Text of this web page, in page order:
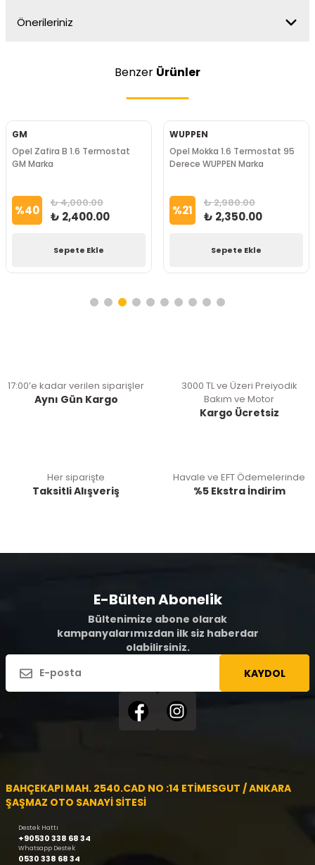
Önerileriniz
Benzer Ürünler
GM
Opel Zafira B 1.6 Termostat
GM Marka
%40 ₺ 4,000.00
₺ 2,400.00
Sepete Ekle
WUPPEN
Opel Mokka 1.6 Termostat 95
Derece WUPPEN Marka
%21 ₺ 2,980.00
₺ 2,350.00
Sepete Ekle
17:00’e kadar verilen siparişler
Aynı Gün Kargo
3000 TL ve Üzeri Preiyodik
Bakım ve Motor
Kargo Ücretsiz
Her siparişte
Taksitli Alışveriş
Havale ve EFT Ödemelerinde
%5 Ekstra İndirim
E-Bülten Abonelik
Bültenimize abone olarak
kampanyalarımızdan ilk siz haberdar
olabilirsiniz.
KAYDOL
BAHÇEKAPI MAH. 2540.CAD NO :14 ETİMESGUT / ANKARA
ŞAŞMAZ OTO SANAYİ SİTESİ
Destek Hattı
+90530 338 68 34
Whatsapp Destek
0530 338 68 34